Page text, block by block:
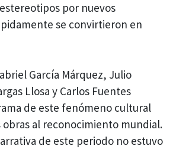
por nuevos
se convirtieron en
García Márquez, Julio
Llosa y Carlos Fuentes
de este fenómeno cultural
al reconocimiento mundial.
de este periodo no estuvo